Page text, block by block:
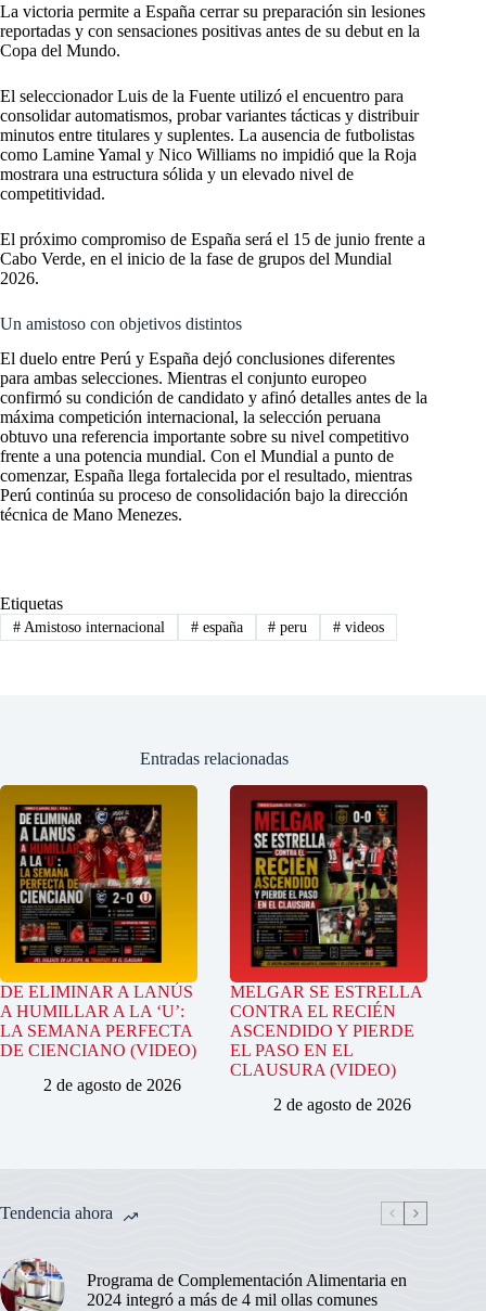
La victoria permite a España cerrar su preparación sin lesiones
reportadas y con sensaciones positivas antes de su debut en la
Copa del Mundo.
El seleccionador Luis de la Fuente utilizó el encuentro para
consolidar automatismos, probar variantes tácticas y distribuir
minutos entre titulares y suplentes. La ausencia de futbolistas
como Lamine Yamal y Nico Williams no impidió que la Roja
mostrara una estructura sólida y un elevado nivel de
competitividad.
El próximo compromiso de España será el 15 de junio frente a
Cabo Verde, en el inicio de la fase de grupos del Mundial
2026.
Un amistoso con objetivos distintos
El duelo entre Perú y España dejó conclusiones diferentes
para ambas selecciones. Mientras el conjunto europeo
confirmó su condición de candidato y afinó detalles antes de la
máxima competición internacional, la selección peruana
obtuvo una referencia importante sobre su nivel competitivo
frente a una potencia mundial. Con el Mundial a punto de
comenzar, España llega fortalecida por el resultado, mientras
Perú continúa su proceso de consolidación bajo la dirección
técnica de Mano Menezes.
Etiquetas
#Amistoso internacional #españa # peru # videos
Entradas relacionadas
DE ELIMINAR A LANÚS
A HUMILLAR A LA ‘U’:
LA SEMANA PERFECTA
DE CIENCIANO (VIDEO)
2 de agosto de 2026
MELGAR SE ESTRELLA
CONTRA EL RECIÉN
ASCENDIDO Y PIERDE
EL PASO EN EL
CLAUSURA (VIDEO)
2 de agosto de 2026
Tendencia ahora
Programa de Complementación Alimentaria en
2024 integró a más de 4 mil ollas comunes